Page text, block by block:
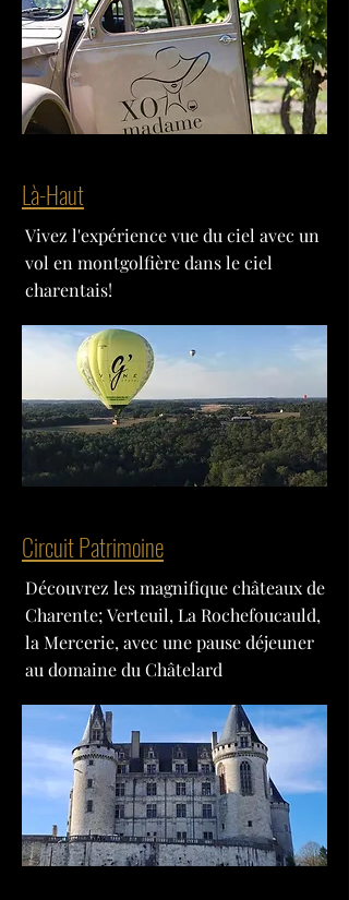
Là-Haut
Vivez l'expérience vue du ciel avec un
vol en montgolfière dans le ciel
charentais!
Circuit Patrimoine
Découvrez les magnifique châteaux de
Charente; Verteuil, La Rochefoucauld,
la Mercerie, avec une pause déjeuner
au domaine du Châtelard